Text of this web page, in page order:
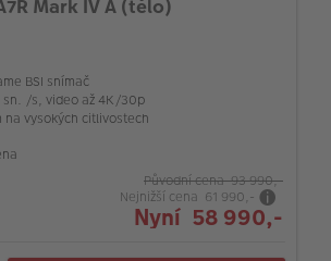
Mark IV A (tělo)
BSI snímač
sn. /s, video až 4K/30p
na vysokých citlivostech
Původní cena 93 990,-
Nejnižší cena 61 990,-
Nyní 58 990,-